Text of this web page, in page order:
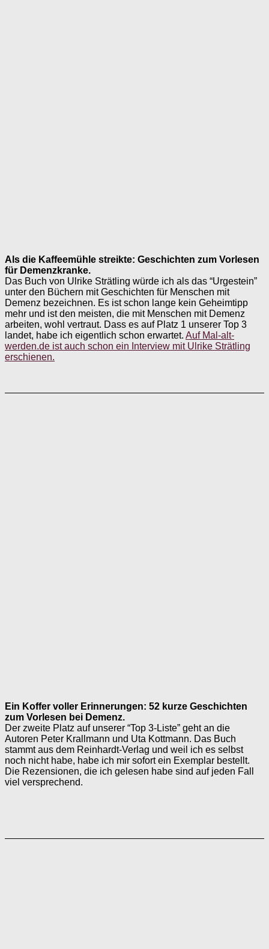
Als die Kaffeemühle streikte: Geschichten zum Vorlesen
für Demenzkranke.
Das Buch von Ulrike Strätling würde ich als das “Urgestein”
unter den Büchern mit Geschichten für Menschen mit
Demenz bezeichnen. Es ist schon lange kein Geheimtipp
mehr und ist den meisten, die mit Menschen mit Demenz
arbeiten, wohl vertraut. Dass es auf Platz 1 unserer Top 3
landet, habe ich eigentlich schon erwartet. Auf Mal-alt-
werden.de ist auch schon ein Interview mit Ulrike Strätling
erschienen.
Ein Koffer voller Erinnerungen: 52 kurze Geschichten
zum Vorlesen bei Demenz.
Der zweite Platz auf unserer “Top 3-Liste” geht an die
Autoren Peter Krallmann und Uta Kottmann. Das Buch
stammt aus dem Reinhardt-Verlag und weil ich es selbst
noch nicht habe, habe ich mir sofort ein Exemplar bestellt.
Die Rezensionen, die ich gelesen habe sind auf jeden Fall
viel versprechend.